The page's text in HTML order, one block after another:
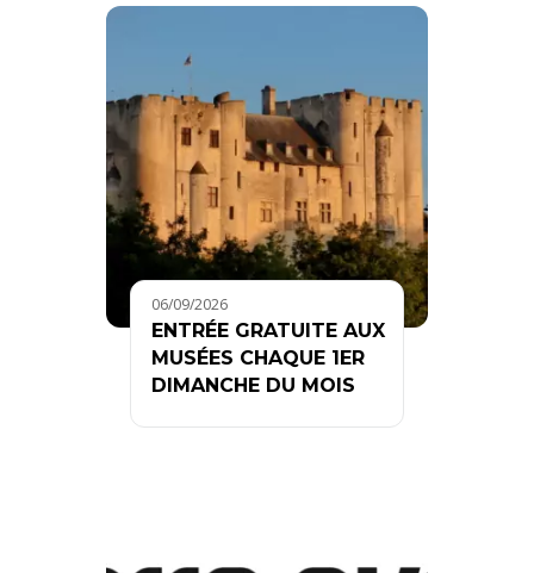
06/09/2026
ENTRÉE GRATUITE AUX
MUSÉES CHAQUE 1ER
DIMANCHE DU MOIS